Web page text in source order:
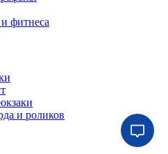
фитнеса
и роликов